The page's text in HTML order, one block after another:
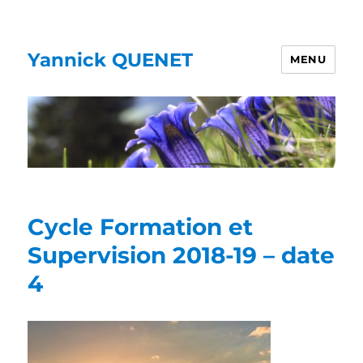
Yannick QUENET MENU
Cycle Formation et
Supervision 2018-19 – date
4